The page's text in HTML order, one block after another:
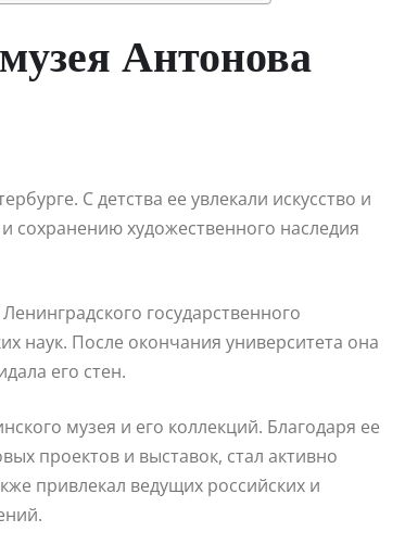
Антонова
С детства ее увлекали искусство и
сохранению художественного наследия
государственного
наук. После окончания университета она
его стен.
музея и его коллекций. Благодаря ее
проектов и выставок, стал активно
привлекал ведущих российских и